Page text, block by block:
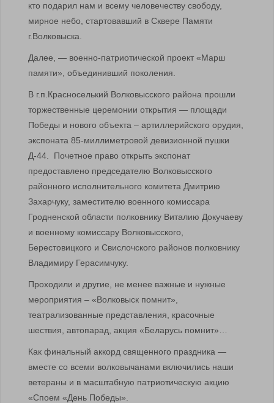
кто подарил нам и всему человечеству свободу,
мирное небо, стартовавший в Сквере Памяти
г.Волковыска.
Далее, — военно-патриотической проект «Марш
памяти», объединивший поколения.
В г.п.Красноселький Волковысского района прошли
торжественные церемонии открытия — площади
Победы и нового объекта – артиллерийского орудия,
экспоната 85-миллиметровой девизионной пушки
Д-44. Почетное право открыть экспонат
предоставлено председателю Волковысского
районного исполнительного комитета Дмитрию
Захарчуку, заместителю военного комиссара
Гродненской области полковнику Виталию Докучаеву
и военному комиссару Волковысского,
Берестовицкого и Свислочского районов полковнику
Владимиру Герасимчуку.
Проходили и другие, не менее важные и нужные
мероприятия – «Волковыск помнит»,
театрализованные представления, красочные
шествия, автопарад, акция «Беларусь помнит»…
Как финальный аккорд священного праздника —
вместе со всеми волковычанами включились наши
ветераны и в масштабную патриотическую акцию
«Споем «День Победы».